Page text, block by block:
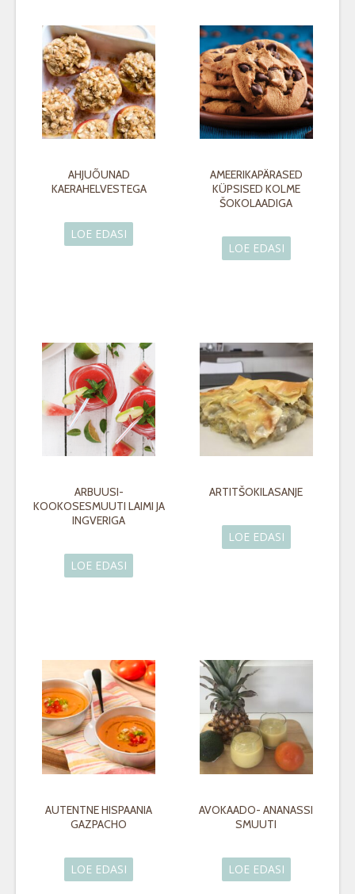
AHJUÕUNAD
KAERAHELVESTEGA
LOE EDASI
AMEERIKAPÄRASED
KÜPSISED KOLME
ŠOKOLAADIGA
LOE EDASI
ARBUUSI-
KOOKOSESMUUTI LAIMI JA
INGVERIGA
LOE EDASI
ARTITŠOKILASANJE
LOE EDASI
AUTENTNE HISPAANIA
GAZPACHO
LOE EDASI
AVOKAADO- ANANASSI
SMUUTI
LOE EDASI